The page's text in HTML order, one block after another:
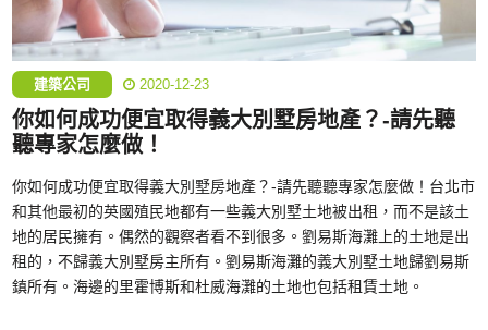
建築公司 2020-12-23
你如何成功便宜取得義大別墅房地產？-請先聽
聽專家怎麼做！
你如何成功便宜取得義大別墅房地產？-請先聽聽專家怎麼做！台北市
和其他最初的英國殖民地都有一些義大別墅土地被出租，而不是該土
地的居民擁有。偶然的觀察者看不到很多。劉易斯海灘上的土地是出
租的，不歸義大別墅房主所有。劉易斯海灘的義大別墅土地歸劉易斯
鎮所有。海邊的里霍博斯和杜威海灘的土地也包括租賃土地。